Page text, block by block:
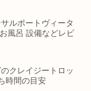
ルポートヴィータ
風呂 設備などレビ
クレイジートロッ
時間の目安